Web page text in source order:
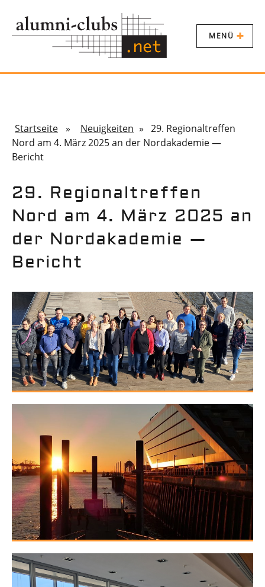
MENÜ
Startseite » Neuigkeiten » 29. Regionaltreffen
Nord am 4. März 2025 an der Nordakademie —
Bericht
29. Regionaltreffen
Nord am 4. März 2025 an
der Nordakademie —
Bericht